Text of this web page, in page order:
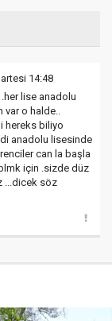
14:48
.her lise anadolu
var o halde..
hereks biliyo
anadolu lisesinde
can la başla
için .sizde düz
...dicek söz